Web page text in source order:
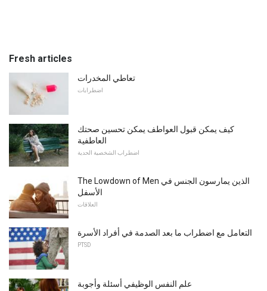
Fresh articles
تعاطي المخدرات
اضطرابات
كيف يمكن قبول العواطف يمكن تحسين صحتك
العاطفية
اضطراب الشخصية الحدية
The Lowdown of Men الذين يمارسون الجنس في
الأسفل
العلاقات
التعامل مع اضطراب ما بعد الصدمة في أفراد الأسرة
PTSD
علم النفس الوظيفي أسئلة وأجوبة